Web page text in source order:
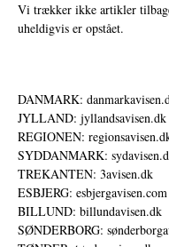
Vi trækker ikke artikler
uheldigvis er opstået.
DANMARK:
JYLLAND: jyllandsavisen.dk
REGIONEN:
SYDDANMARK:
TREKANTEN: 3avisen.dk
ESBJERG: esbjergavisen.com
BILLUND: billundavisen.dk
SØNDERBORG: